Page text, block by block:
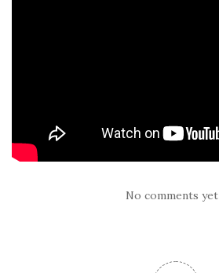
No comments yet